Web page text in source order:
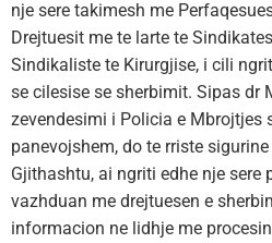
nje sere takimesh me
Drejtuesit me te larte te
Sindikaliste te Kirurgjise, i cili
se cilesise se sherbimit. Sipas dr
zevendesimi i Policia e Mbrojtjes
panevojshem, do te rriste
Gjithashtu, ai ngriti edhe nje
vazhduan me drejtuesen e
informacion ne lidhje me